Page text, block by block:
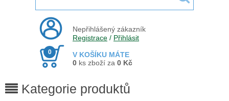
Nepřihlášený zákazník
Registrace / Přihlásit
V KOŠÍKU MÁTE
0
0 ks zboží za 0 Kč
Kategorie produktů